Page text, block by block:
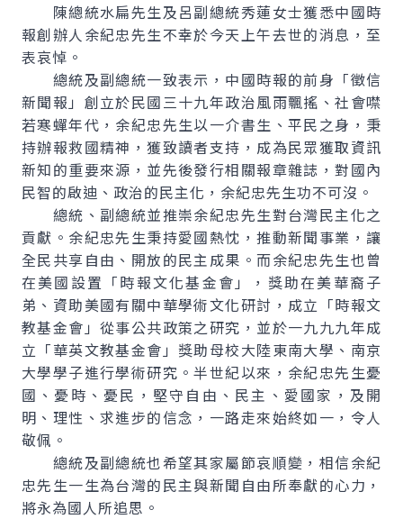
陳總統水扁先生及呂副總統秀蓮女士獲悉中國時
報創辦人余紀忠先生不幸於今天上午去世的消息，至
表哀悼。
總統及副總統一致表示，中國時報的前身「徵信
新聞報」創立於民國三十九年政治風雨飄搖、社會噤
若寒蟬年代，余紀忠先生以一介書生、平民之身，秉
持辦報救國精神，獲致讀者支持，成為民眾獲取資訊
新知的重要來源，並先後發行相關報章雜誌，對國內
民智的啟迪、政治的民主化，余紀忠先生功不可沒。
總統、副總統並推崇余紀忠先生對台灣民主化之
貢獻。余紀忠先生秉持愛國熱忱，推動新聞事業，讓
全民共享自由、開放的民主成果。而余紀忠先生也曾
在美國設置「時報文化基金會」，獎助在美華裔子
弟、資助美國有關中華學術文化研討，成立「時報文
教基金會」從事公共政策之研究，並於一九九九年成
立「華英文教基金會」獎助母校大陸東南大學、南京
大學學子進行學術研究。半世紀以來，余紀忠先生憂
國、憂時、憂民，堅守自由、民主、愛國家，及開
明、理性、求進步的信念，一路走來始終如一，令人
敬佩。
總統及副總統也希望其家屬節哀順變，相信余紀
忠先生一生為台灣的民主與新聞自由所奉獻的心力，
將永為國人所追思。